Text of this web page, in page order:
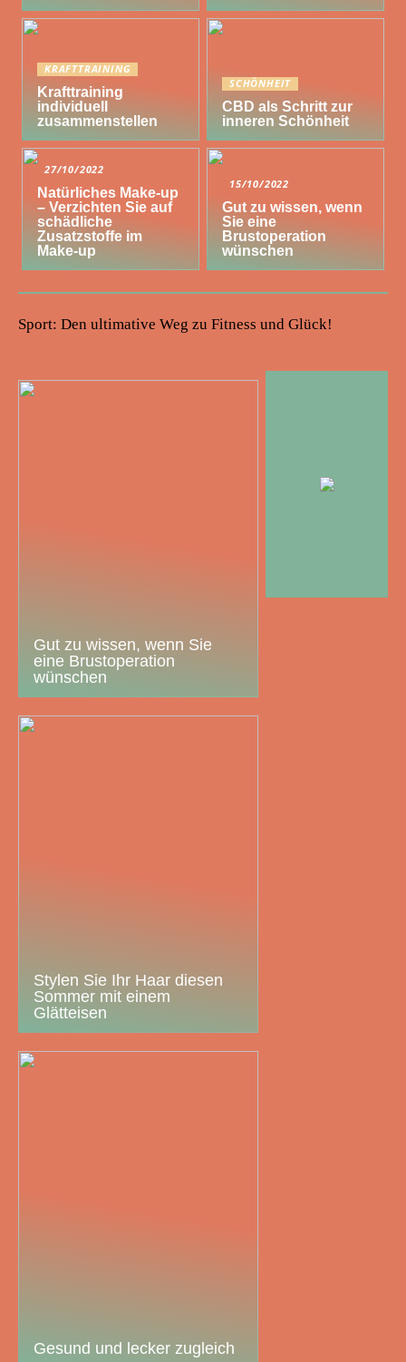
KRAFTTRAINING
Krafttraining
individuell
zusammenstellen
SCHÖNHEIT
CBD als Schritt zur
inneren Schönheit
27/10/2022
Natürliches Make-up
– Verzichten Sie auf
schädliche
Zusatzstoffe im
Make-up
15/10/2022
Gut zu wissen, wenn
Sie eine
Brustoperation
wünschen
Sport: Den ultimative Weg zu Fitness und Glück!
Gut zu wissen, wenn Sie
eine Brustoperation
wünschen
Stylen Sie Ihr Haar diesen
Sommer mit einem
Glätteisen
Gesund und lecker zugleich